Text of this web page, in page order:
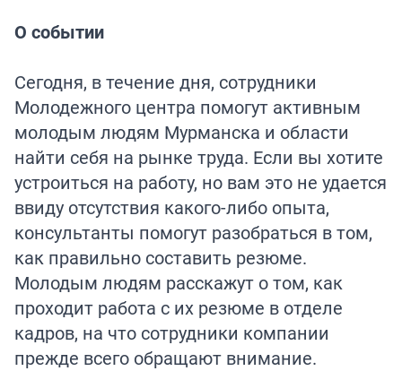
О событии
Сегодня, в течение дня, сотрудники
Молодежного центра помогут активным
молодым людям Мурманска и области
найти себя на рынке труда. Если вы хотите
устроиться на работу, но вам это не удается
ввиду отсутствия какого-либо опыта,
консультанты помогут разобраться в том,
как правильно составить резюме.
Молодым людям расскажут о том, как
проходит работа с их резюме в отделе
кадров, на что сотрудники компании
прежде всего обращают внимание.